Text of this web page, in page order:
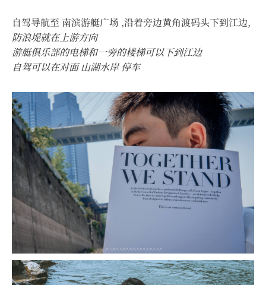
自驾导航至 南滨游艇广场 ,沿着旁边黄角渡码头下到江边,
防浪堤就在上游方向
游艇俱乐部的电梯和一旁的楼梯可以下到江边
自驾可以在对面 山湖水岸 停车